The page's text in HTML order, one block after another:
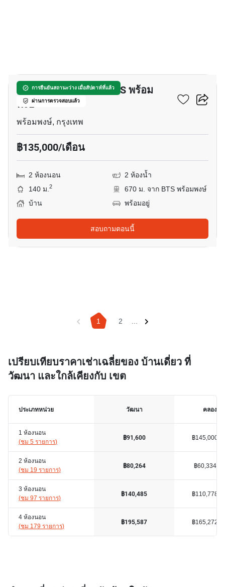
การยืนยันสถานะว่าง เมื่อสัปดาห์ที่แล้ว
ผ่านการตรวจสอบแล้ว
บ้าน 2-ห้องนอน ใกล้ BTS พร้อม
พงษ์
พร้อมพงษ์, กรุงเทพ
฿135,000/เดือน
2 ห้องนอน
2 ห้องน้ำ
140 ม.2
670 ม. จาก BTS พร้อมพงษ์
บ้าน
พร้อมอยู่
สอบถามตอนนี้
1 2 ...
เปรียบเทียบราคาเช่าเฉลี่ยของ บ้านเดี่ยว ที่
วัฒนา และใกล้เคียงกับ เขต
ประเภทหน่วย
1 ห้องนอน
(ชม 5 รายการ)
2 ห้องนอน
(ชม 19 รายการ)
3 ห้องนอน
(ชม 97 รายการ)
4 ห้องนอน
(ชม 179 รายการ)
วัฒนา
฿91,600
฿80,264
฿140,485
฿195,587
คลองเต
฿145,000
฿60,334
฿110,778
฿165,272